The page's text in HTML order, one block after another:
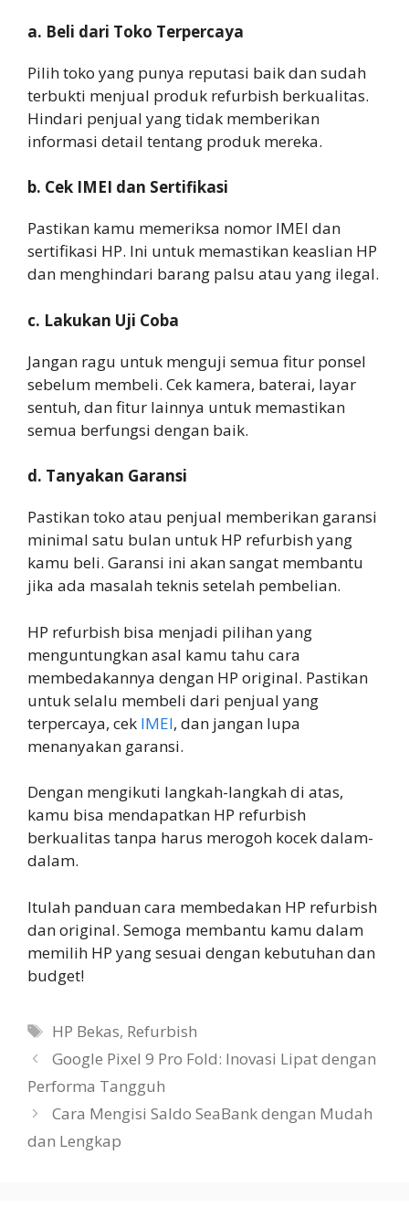
a. Beli dari Toko Terpercaya
Pilih toko yang punya reputasi baik dan sudah
terbukti menjual produk refurbish berkualitas.
Hindari penjual yang tidak memberikan
informasi detail tentang produk mereka.
b. Cek IMEI dan Sertifikasi
Pastikan kamu memeriksa nomor IMEI dan
sertifikasi HP. Ini untuk memastikan keaslian HP
dan menghindari barang palsu atau yang ilegal.
c. Lakukan Uji Coba
Jangan ragu untuk menguji semua fitur ponsel
sebelum membeli. Cek kamera, baterai, layar
sentuh, dan fitur lainnya untuk memastikan
semua berfungsi dengan baik.
d. Tanyakan Garansi
Pastikan toko atau penjual memberikan garansi
minimal satu bulan untuk HP refurbish yang
kamu beli. Garansi ini akan sangat membantu
jika ada masalah teknis setelah pembelian.
HP refurbish bisa menjadi pilihan yang
menguntungkan asal kamu tahu cara
membedakannya dengan HP original. Pastikan
untuk selalu membeli dari penjual yang
terpercaya, cek IMEI, dan jangan lupa
menanyakan garansi.
Dengan mengikuti langkah-langkah di atas,
kamu bisa mendapatkan HP refurbish
berkualitas tanpa harus merogoh kocek dalam-
dalam.
Itulah panduan cara membedakan HP refurbish
dan original. Semoga membantu kamu dalam
memilih HP yang sesuai dengan kebutuhan dan
budget!
Tags
HP Bekas, Refurbish
Google Pixel 9 Pro Fold: Inovasi Lipat dengan
Performa Tangguh
Cara Mengisi Saldo SeaBank dengan Mudah
dan Lengkap